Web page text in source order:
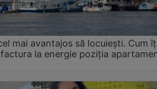
mai avantajos să locuiești. Cum
la energie poziția